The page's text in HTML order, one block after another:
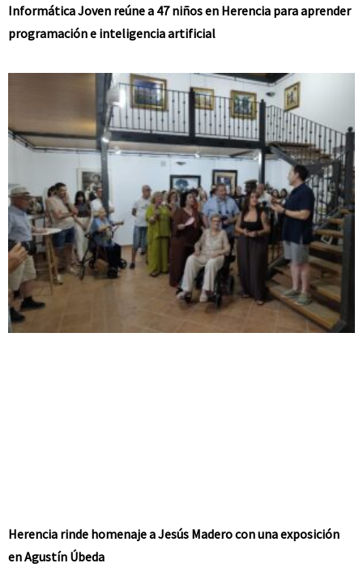
Informática Joven reúne a 47 niños en Herencia para aprender
programación e inteligencia artificial
Herencia rinde homenaje a Jesús Madero con una exposición
en Agustín Úbeda